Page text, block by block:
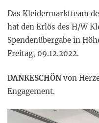
Das Kleidermarktteam
hat den Erlös des H/W
Spendenübergabe in
Freitag, 09.12.2022.
DANKESCHÖN von
Engagement.